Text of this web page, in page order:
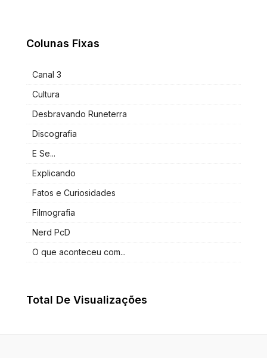
Colunas Fixas
Canal 3
Cultura
Desbravando Runeterra
Discografia
E Se...
Explicando
Fatos e Curiosidades
Filmografia
Nerd PcD
O que aconteceu com...
Total De Visualizações